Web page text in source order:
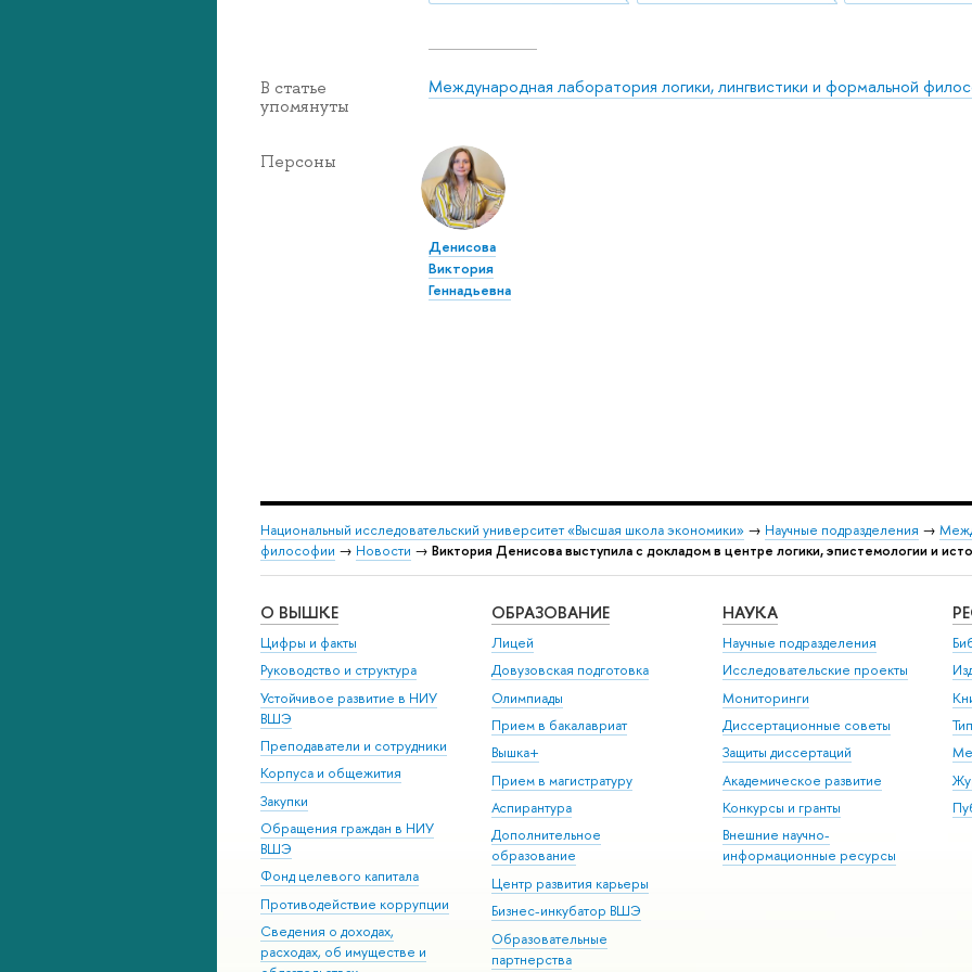
В статье
упомянуты
Международная лаборатория логики, лингвистики и формальной
Персоны
Денисова
Виктория
Геннадьевна
Национальный исследовательский университет «Высшая школа экономики» → Научные подразделения →
философии → Новости → Виктория Денисова выступила с докладом в центре логики, эпистемологии и
О ВЫШКЕ
Цифры и факты
Руководство и структура
Устойчивое развитие в НИУ
ВШЭ
Преподаватели и сотрудники
Корпуса и общежития
Закупки
Обращения граждан в НИУ
ВШЭ
Фонд целевого капитала
Противодействие коррупции
Сведения о доходах,
расходах, об имуществе и
ОБРАЗОВАНИЕ
Лицей
Довузовская подготовка
Олимпиады
Прием в бакалавриат
Вышка+
Прием в магистратуру
Аспирантура
Дополнительное
образование
Центр развития карьеры
Бизнес-инкубатор ВШЭ
Образовательные
партнерства
НАУКА
Научные подразделения
Исследовательские проекты
Мониторинги
Диссертационные советы
Защиты диссертаций
Академическое развитие
Конкурсы и гранты
Внешние научно-
информационные ресурсы